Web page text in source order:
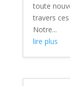
toute
travers
Notre...
lire plus